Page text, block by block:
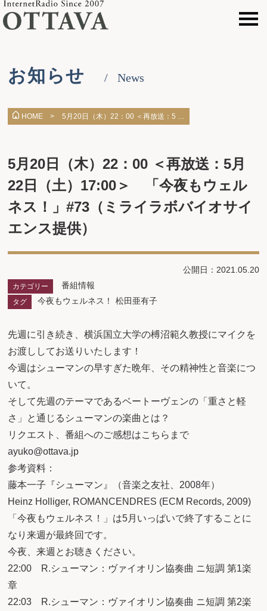
お知らせ News
HOME > 5月20日（木）22：00 ＜再放送：5 …
5月20日（木）22：00 ＜再放送：5月
22日（土）17:00＞ 「今夜もウェル
ネス！」#73（ミライラボバイオサイ
エンス提供）
公開日：2021.05.20
カテゴリー 番組情報
タグ 今夜もウェルネス！ 松田亜有子
先週に引き続き、横浜国立大学の榑沼範久教授にマイクを
お渡ししてお送りいたします！
今週はシューマンの早すぎた晩年、その精神性と音楽につ
いて。
そして先週のテーマであるベートーヴェンの「重さと軽
さ」と通じるシューマンの楽曲とは？
リクエスト、番組へのご感想はこちらまで
ayuko@ottava.jp
参考資料：
藤本一子『シューマン』（音楽之友社、2008年）
Heinz Holliger, ROMANCENDRES (ECM Records, 2009)
「今夜もウェルネス！」は5月いっぱいで終了することに
なり来週が最終回です。
今夜、来週とお聴きください。
22:00 R.シューマン：ヴァイオリン協奏曲 ニ短調 第1楽
章
22:03 R.シューマン：ヴァイオリン協奏曲 ニ短調 第2楽